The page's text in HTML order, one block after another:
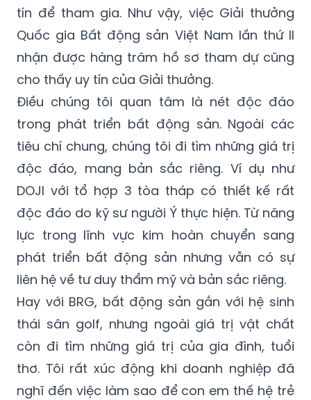
tín để tham gia. Như vậy, việc Giải thưởng
Quốc gia Bất động sản Việt Nam lần thứ II
nhận được hàng trăm hồ sơ tham dự cũng
cho thấy uy tín của Giải thưởng.
Điều chúng tôi quan tâm là nét độc đáo
trong phát triển bất động sản. Ngoài các
tiêu chí chung, chúng tôi đi tìm những giá trị
độc đáo, mang bản sắc riêng. Ví dụ như
DOJI với tổ hợp 3 tòa tháp có thiết kế rất
độc đáo do kỹ sư người Ý thực hiện. Từ năng
lực trong lĩnh vực kim hoàn chuyển sang
phát triển bất động sản nhưng vẫn có sự
liên hệ về tư duy thẩm mỹ và bản sắc riêng.
Hay với BRG, bất động sản gắn với hệ sinh
thái sân golf, nhưng ngoài giá trị vật chất
còn đi tìm những giá trị của gia đình, tuổi
thơ. Tôi rất xúc động khi doanh nghiệp đã
nghĩ đến việc làm sao để con em thế hệ trẻ